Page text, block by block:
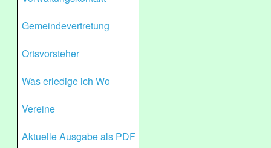
Gemeindevertretung
Ortsvorsteher
Was erledige ich Wo
Vereine
Aktuelle Ausgabe als PDF